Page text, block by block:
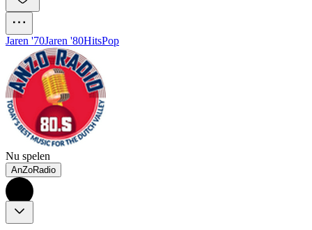
Jaren '70Jaren '80HitsPop
Nu spelen
AnZoRadio